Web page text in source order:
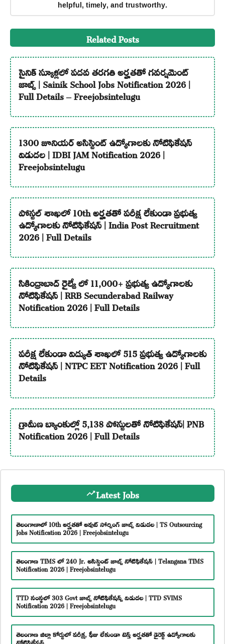
helpful, timely, and trustworthy.
Related Posts
సైనిక్ స్కూళ్లలో పదవ తరగతి అర్హతతో గవర్నమెంట్
జాబ్స్ | Sainik School Jobs Notification 2026 |
Full Details – Freejobsintelugu
1300 జూనియర్ అసిస్టెంట్ ఉద్యోగాలకు నోటిఫికేషన్
విడుదల | IDBI JAM Notification 2026 |
Freejobsintelugu
పోస్టల్ శాఖలో 10th అర్హతతో పరీక్ష లేకుండా ప్రభుత్వ
ఉద్యోగాలకు నోటిఫికేషన్ | India Post Recruitment
2026 | Full Details
సికింద్రాబాద్ రైల్వే లో 11,000+ ప్రభుత్వ ఉద్యోగాలకు
నోటిఫికేషన్ | RRB Secunderabad Railway
Notification 2026 | Full Details
పరీక్ష లేకుండా విద్యుత్ శాఖలో 515 ప్రభుత్వ ఉద్యోగాలకు
నోటిఫికేషన్ | NTPC EET Notification 2026 | Full
Details
గ్రామీణ బ్యాంకుల్లో 5,138 పోస్టులతో నోటిఫికేషన్| PNB
Notification 2026 | Full Details
Latest Jobs
తెలంగాణాలో 10th అర్హతతో అవుట్ సోర్సింగ్ జాబ్స్ విడుదల | TS Outsourcing
Jobs Notification 2026 | Freejobsintelugu
తెలంగాణ TIMS లో 240 Jr. అసిస్టెంట్ జాబ్స్ నోటిఫికేషన్ | Telangana TIMS
Notification 2026 | Freejobsintelugu
TTD సంస్థలో 303 Govt జాబ్స్ నోటిఫికేషన్స్ విడుదల | TTD SVIMS
Notification 2026 | Freejobsintelugu
తెలంగాణ జిల్లా కోర్టులో పరీక్ష, ఫీజు లేకుండా టెన్త్ అర్హతతో డైరెక్ట్ ఉద్యోగాలకు